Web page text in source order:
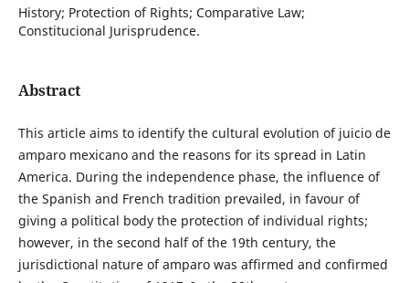
History; Protection of Rights; Comparative Law;
Constitucional Jurisprudence.
Abstract
This article aims to identify the cultural evolution of juicio de
amparo mexicano and the reasons for its spread in Latin
America. During the independence phase, the influence of
the Spanish and French tradition prevailed, in favour of
giving a political body the protection of individual rights;
however, in the second half of the 19th century, the
jurisdictional nature of amparo was affirmed and confirmed